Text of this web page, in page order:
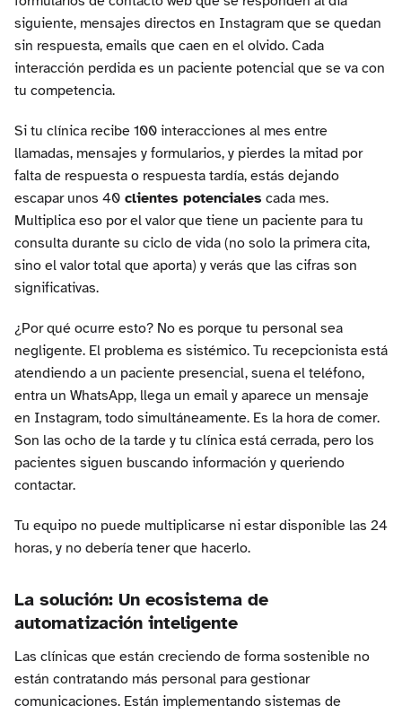
siguiente, mensajes directos en Instagram que se quedan
sin respuesta, emails que caen en el olvido. Cada
interacción perdida es un paciente potencial que se va con
tu competencia.
Si tu clínica recibe 100 interacciones al mes entre
llamadas, mensajes y formularios, y pierdes la mitad por
falta de respuesta o respuesta tardía, estás dejando
escapar unos 40 clientes potenciales cada mes.
Multiplica eso por el valor que tiene un paciente para tu
consulta durante su ciclo de vida (no solo la primera cita,
sino el valor total que aporta) y verás que las cifras son
significativas.
¿Por qué ocurre esto? No es porque tu personal sea
negligente. El problema es sistémico. Tu recepcionista está
atendiendo a un paciente presencial, suena el teléfono,
entra un WhatsApp, llega un email y aparece un mensaje
en Instagram, todo simultáneamente. Es la hora de comer.
Son las ocho de la tarde y tu clínica está cerrada, pero los
pacientes siguen buscando información y queriendo
contactar.
Tu equipo no puede multiplicarse ni estar disponible las 24
horas, y no debería tener que hacerlo.
La solución: Un ecosistema de
automatización inteligente
Las clínicas que están creciendo de forma sostenible no
están contratando más personal para gestionar
comunicaciones. Están implementando sistemas de